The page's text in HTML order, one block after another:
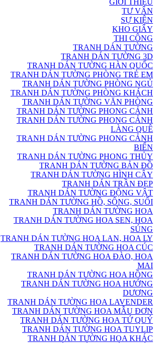
GIỚI THIỆU
TƯ VẤN
SỰ KIỆN
KHO GIẤY
THI CÔNG
TRANH DÁN TƯỜNG
TRANH DÁN TƯỜNG 3D
TRANH DÁN TƯỜNG HÀN QUỐC
TRANH DÁN TƯỜNG PHÒNG TRẺ EM
TRANH DÁN TƯỜNG PHÒNG NGỦ
TRANH DÁN TƯỜNG PHÒNG KHÁCH
TRANH DÁN TƯỜNG VĂN PHÒNG
TRANH DÁN TƯỜNG PHONG CẢNH
TRANH DÁN TƯỜNG PHONG CẢNH
LÀNG QUÊ
TRANH DÁN TƯỜNG PHONG CẢNH
BIỂN
TRANH DÁN TƯỜNG PHONG THỦY
TRANH DÁN TƯỜNG BẢN ĐỒ
TRANH DÁN TƯỜNG HÌNH CÂY
TRANH DÁN TRẦN ĐẸP
TRANH DÁN TƯỜNG ĐỘNG VẬT
TRANH DÁN TƯỜNG HỒ, SÔNG, SUỐI
TRANH DÁN TƯỜNG HOA
TRANH DÁN TƯỜNG HOA SEN, HOA
SÚNG
TRANH DÁN TƯỜNG HOA LAN, HOA LY
TRANH DÁN TƯỜNG HOA CÚC
TRANH DÁN TƯỜNG HOA ĐÀO, HOA
MAI
TRANH DÁN TƯỜNG HOA HỒNG
TRANH DÁN TƯỜNG HOA HƯỚNG
DƯƠNG
TRANH DÁN TƯỜNG HOA LAVENDER
TRANH DÁN TƯỜNG HOA MẪU ĐƠN
TRANH DÁN TƯỜNG HOA TỨ QUÝ
TRANH DÁN TƯỜNG HOA TUYLIP
TRANH DÁN TƯỜNG HOA KHÁC